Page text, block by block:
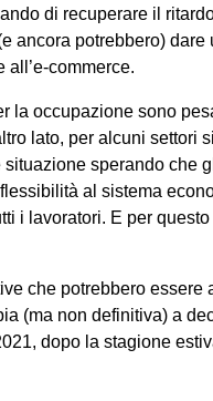
di recuperare il
ancora potrebbero)
commerce.
la occupazione sono
lato, per alcuni settori
sperando che
al sistema
i lavoratori. E per
che potrebbero essere
(ma non definitiva) a
dopo la stagione